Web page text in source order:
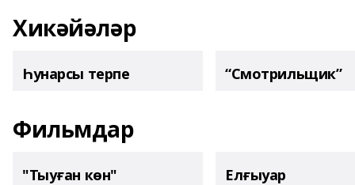
Хикәйәләр
Һунарсы терпе “Смотрильщик”
Фильмдар
"Тыуған көн" Елғыуар